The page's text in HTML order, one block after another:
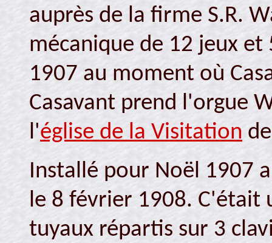
auprès de la firme S.R.
mécanique de 12 jeux
1907 au moment où
Casavant prend l'orgue
l'église de la Visitation
Installé pour Noël 1907
le 8 février 1908. C'était
tuyaux répartis sur 3